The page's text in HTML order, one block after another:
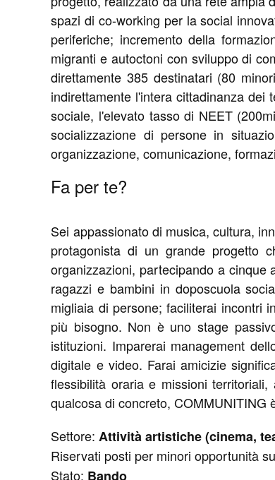
spazi di co-working per la social
periferiche; incremento della
migranti e autoctoni con sviluppo di
direttamente 385 destinatari (80
indirettamente l'intera cittadinanza
sociale, l'elevato tasso di NEET
socializzazione di persone in
organizzazione, comunicazione,
Fa per te?
Sei appassionato di musica, cultura,
protagonista di un grande progetto
organizzazioni, partecipando a cinque
ragazzi e bambini in doposcuola
migliaia di persone; faciliterai incontri
più bisogno. Non è uno stage
istituzioni. Imparerai management
digitale e video. Farai amicizie
flessibilità oraria e missioni
qualcosa di concreto, COMMUNITING
Settore: Attività artistiche (cinema,
Riservati posti per minori opportunità
Stato: Bando